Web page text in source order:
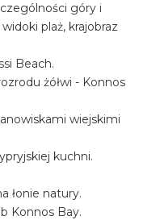
góry i
plaż, krajobraz
Beach.
żółwi - Konnos
wiejskimi
kuchni.
łonie natury.
Konnos Bay.